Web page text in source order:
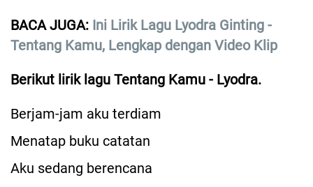
BACA JUGA: Ini Lirik Lagu Lyodra Ginting -
Tentang Kamu, Lengkap dengan Video Klip
Berikut lirik lagu Tentang Kamu - Lyodra.
Berjam-jam aku terdiam
Menatap buku catatan
Aku sedang berencana